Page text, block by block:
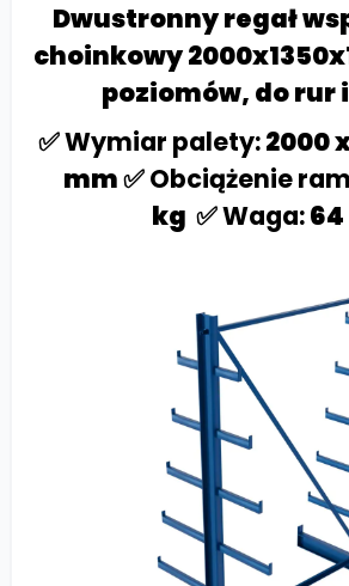
Dwustronny regał
choinkowy
poziomów, do rur
✅ Wymiar palety:2000
mm ✅Obciążenie
kg ✅Waga: